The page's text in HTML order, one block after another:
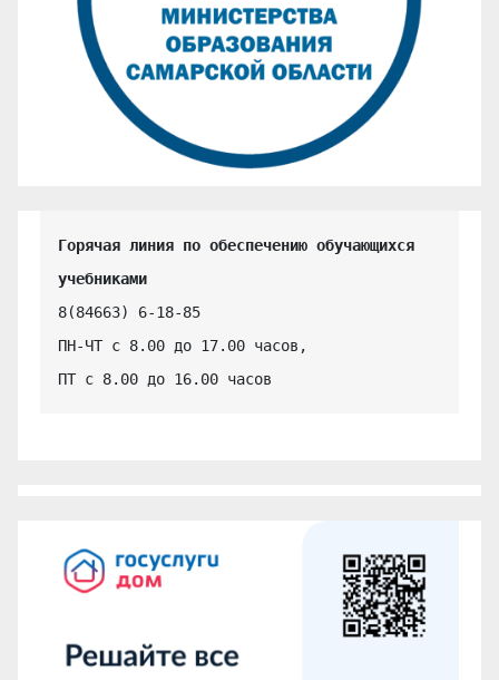
Горячая линия по обеспечению обучающихся
учебниками
8(84663) 6-18-85
ПН-ЧТ с 8.00 до 17.00 часов,
ПТ с 8.00 до 16.00 часов